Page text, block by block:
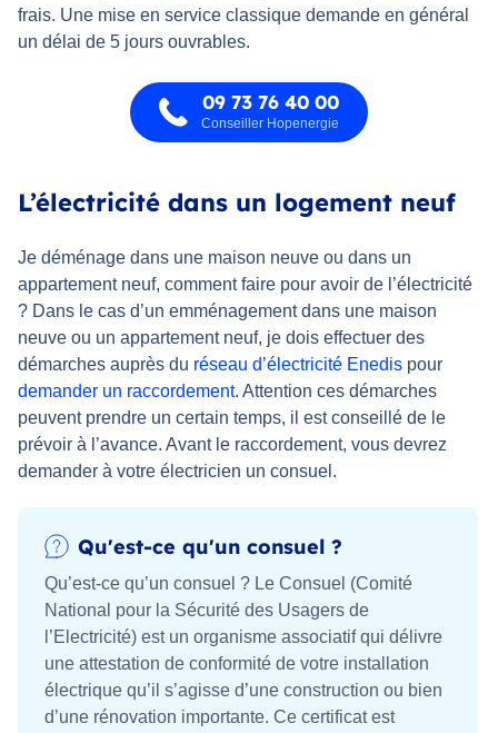
frais. Une mise en service classique demande en général
un délai de 5 jours ouvrables.
09 73 76 40 00
Conseiller Hopenergie
L’électricité dans un logement neuf
Je déménage dans une maison neuve ou dans un
appartement neuf, comment faire pour avoir de l’électricité
? Dans le cas d’un emménagement dans une maison
neuve ou un appartement neuf, je dois effectuer des
démarches auprès du réseau d’électricité Enedis pour
demander un raccordement. Attention ces démarches
peuvent prendre un certain temps, il est conseillé de le
prévoir à l’avance. Avant le raccordement, vous devrez
demander à votre électricien un consuel.
Qu'est-ce qu'un consuel ?
Qu’est-ce qu’un consuel ? Le Consuel (Comité
National pour la Sécurité des Usagers de
l’Electricité) est un organisme associatif qui délivre
une attestation de conformité de votre installation
électrique qu’il s’agisse d’une construction ou bien
d’une rénovation importante. Ce certificat est